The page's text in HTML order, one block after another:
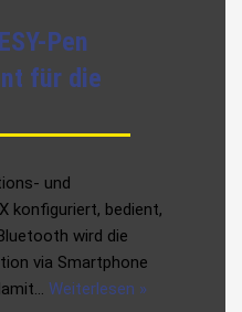
Pen
für die
und
konfiguriert, bedient,
wird die
via Smartphone
Weiterlesen »